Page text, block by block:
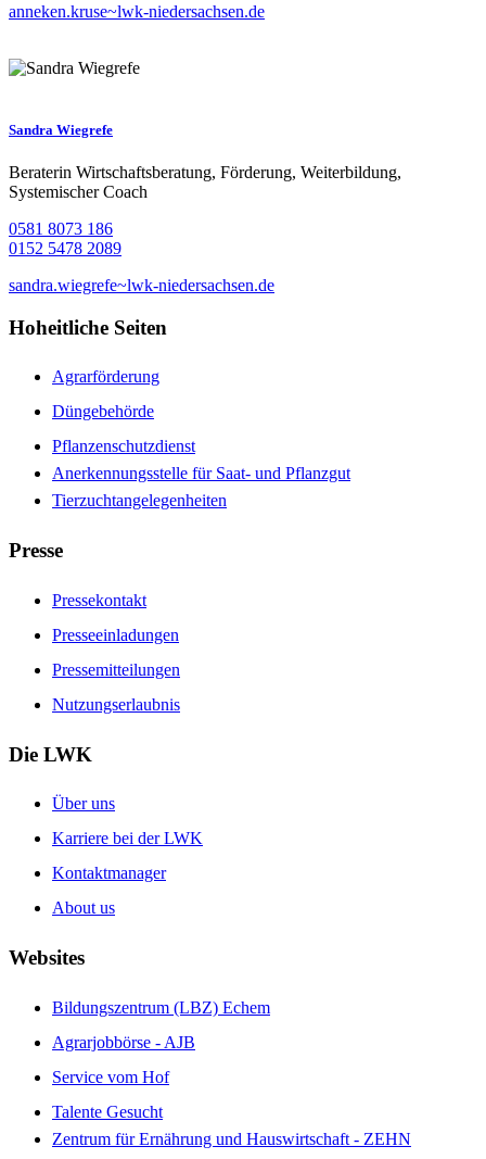
anneken.kruse~lwk-niedersachsen.de
Sandra Wiegrefe
Beraterin Wirtschaftsberatung, Förderung, Weiterbildung,
Systemischer Coach
0581 8073 186
0152 5478 2089
sandra.wiegrefe~lwk-niedersachsen.de
Hoheitliche Seiten
Agrarförderung
Düngebehörde
Pflanzenschutzdienst
Anerkennungsstelle für Saat- und Pflanzgut
Tierzuchtangelegenheiten
Presse
Pressekontakt
Presseeinladungen
Pressemitteilungen
Nutzungserlaubnis
Die LWK
Über uns
Karriere bei der LWK
Kontaktmanager
About us
Websites
Bildungszentrum (LBZ) Echem
Agrarjobbörse - AJB
Service vom Hof
Talente Gesucht
Zentrum für Ernährung und Hauswirtschaft - ZEHN